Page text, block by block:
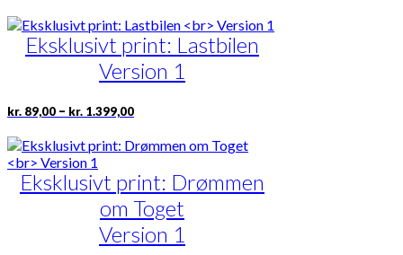
varesiden
kr. 1.399,00
har
flere
varianter.
Mulighederne
vælges
varesiden
Eksklusivt print: Lastbilen
Version 1
kr. 89,00 – kr. 1.399,00Prisinterval:
kr. 1.399,00
Dette
har
varianter.
Mulighederne
kan
vælges
på
Eksklusivt print: Drømmen
om Toget
Version 1